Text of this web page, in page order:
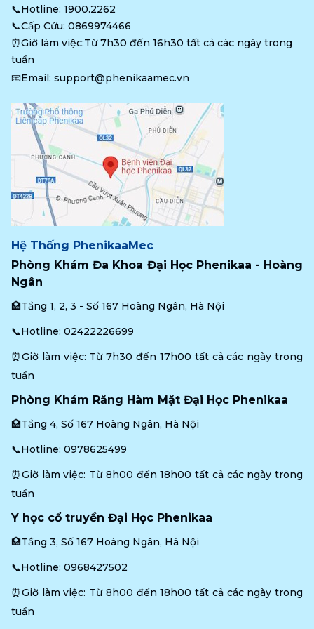
📞Hotline: 1900.2262
📞Cấp Cứu: 0869974466
⏰Giờ làm việc:Từ 7h30 đến 16h30 tất cả các ngày trong
tuần
📧Email: support@phenikaamec.vn
Hệ Thống PhenikaaMec
Phòng Khám Đa Khoa Đại Học Phenikaa - Hoàng
Ngân
🏥Tầng 1, 2, 3 - Số 167 Hoàng Ngân, Hà Nội
📞Hotline: 02422226699
⏰Giờ làm việc: Từ 7h30 đến 17h00 tất cả các ngày trong
tuần
Phòng Khám Răng Hàm Mặt Đại Học Phenikaa
🏥Tầng 4, Số 167 Hoàng Ngân, Hà Nội
📞Hotline: 0978625499
⏰Giờ làm việc: Từ 8h00 đến 18h00 tất cả các ngày trong
tuần
Y học cổ truyền Đại Học Phenikaa
🏥Tầng 3, Số 167 Hoàng Ngân, Hà Nội
📞Hotline: 0968427502
⏰Giờ làm việc: Từ 8h00 đến 18h00 tất cả các ngày trong
tuần